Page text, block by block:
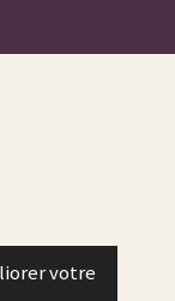
votre